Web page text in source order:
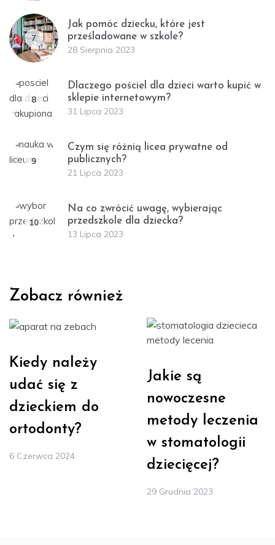
7
Jak pomóc dziecku, które jest
prześladowane w szkole?
28 Sierpnia 2023
8
Dlaczego pościel dla dzieci warto kupić w
sklepie internetowym?
31 Lipca 2023
9
Czym się różnią licea prywatne od
publicznych?
21 Lipca 2023
10
Na co zwrócić uwagę, wybierając
przedszkole dla dziecka?
13 Lipca 2023
Zobacz również
Kiedy należy
udać się z
dzieckiem do
ortodonty?
6 Czerwca 2024
Jakie są
nowoczesne
metody leczenia
w stomatologii
dziecięcej?
29 Grudnia 2023